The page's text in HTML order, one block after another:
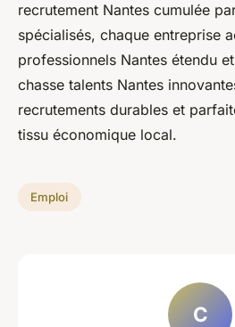
recrutement Nantes cumulée
spécialisés, chaque entreprise
professionnels Nantes étendu
chasse talents Nantes
recrutements durables et
tissu économique local.
Emploi
C